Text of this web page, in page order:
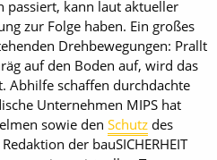
passiert, kann laut aktueller
zur Folge haben. Ein großes
Drehbewegungen: Prallt
auf den Boden auf, wird das
Abhilfe schaffen durchdachte
Unternehmen MIPS hat
sowie den Schutz des
der bauSICHERHEIT